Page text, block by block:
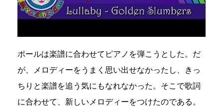
ポールは楽譜に合わせてピアノを弾こうとした。だ
が、メロディーをうまく思い出せなかったし、きっ
ちりと楽譜を追う気にもなれなかった。そこで歌詞
に合わせて、新しいメロディーをつけたのである。